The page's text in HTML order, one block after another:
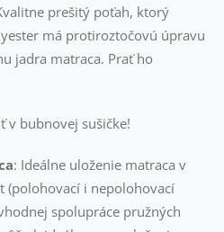
prešitý poťah, ktorý
má protiroztočovú úpravu
jadra matraca. Prať ho
v bubnovej sušičke!
: Ideálne uloženie matraca v
(polohovací i nepolohovací
spolupráce pružných